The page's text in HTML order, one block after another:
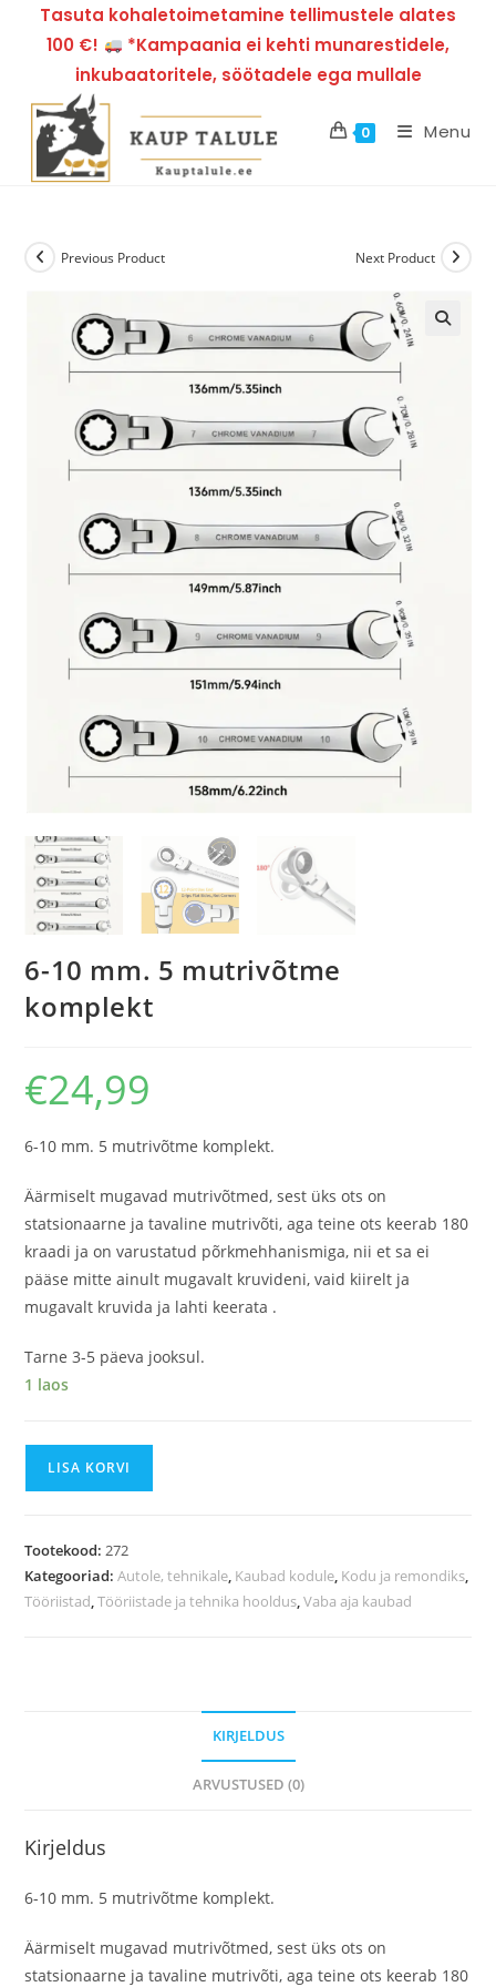
Tasuta kohaletoimetamine tellimustele alates
100 €!
*Kampaania ei kehti munarestidele,
inkubaatoritele, söötadele ega mullale
0 Menu
Previous Product Next Product
6-10 mm. 5 mutrivõtme
komplekt
€24,99
6-10 mm. 5 mutrivõtme komplekt.
Äärmiselt mugavad mutrivõtmed, sest üks ots on
statsionaarne ja tavaline mutrivõti, aga teine ​​ots keerab 180
kraadi ja on varustatud põrkmehhanismiga, nii et sa ei
pääse mitte ainult mugavalt kruvideni, vaid kiirelt ja
mugavalt kruvida ja lahti keerata .
Tarne 3-5 päeva jooksul.
1 laos
LISA KORVI
Tootekood:272
Kategooriad:Autole, tehnikale, Kaubad kodule, Kodu ja remondiks,
Tööriistad,Tööriistade ja tehnika hooldus,Vaba aja kaubad
KIRJELDUS
ARVUSTUSED (0)
Kirjeldus
6-10 mm. 5 mutrivõtme komplekt.
Äärmiselt mugavad mutrivõtmed, sest üks ots on
statsionaarne ja tavaline mutrivõti, aga teine ​​ots keerab 180